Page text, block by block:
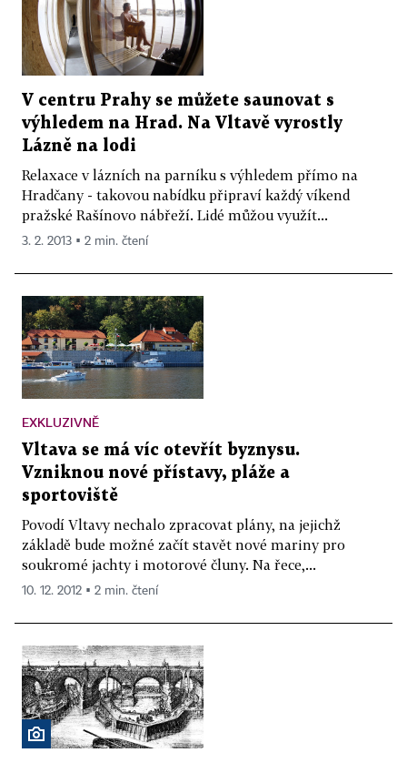
V centru Prahy se můžete saunovat s
výhledem na Hrad. Na Vltavě vyrostly
Lázně na lodi
Relaxace v lázních na parníku s výhledem přímo na
Hradčany - takovou nabídku připraví každý víkend
pražské Rašínovo nábřeží. Lidé můžou využít...
3. 2. 2013 ▪ 2 min. čtení
EXKLUZIVNĚ
Vltava se má víc otevřít byznysu.
Vzniknou nové přístavy, pláže a
sportoviště
Povodí Vltavy nechalo zpracovat plány, na jejichž
základě bude možné začít stavět nové mariny pro
soukromé jachty i motorové čluny. Na řece,...
10. 12. 2012 ▪ 2 min. čtení